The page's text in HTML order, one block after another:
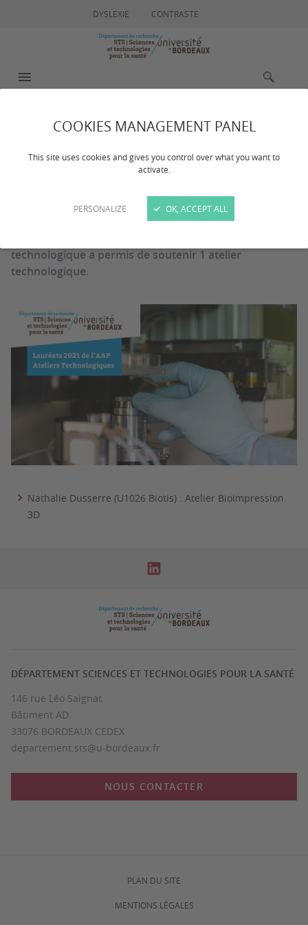
COOKIES MANAGEMENT PANEL
This site uses cookies and gives you control over what you want to
activate.
PERSONALIZE OK, ACCEPT ALL
DYSLEXIE CONTRASTE
Lauréats 2020
le 03/03/2025
technologique a permis de soutenir 1 atelier
technologique.
Nathalie Dusserre (U1026 Biotis) : Atelier Bioimpression
3D
DÉPARTEMENT SCIENCES ET TECHNOLOGIES POUR LA SANTÉ
146 rue Léo Saignat
Bâtiment AD
33076 BORDEAUX CEDEX
departement.sts@u-bordeaux.fr
NOUS CONTACTER
PLAN DU SITE
MENTIONS LÉGALES